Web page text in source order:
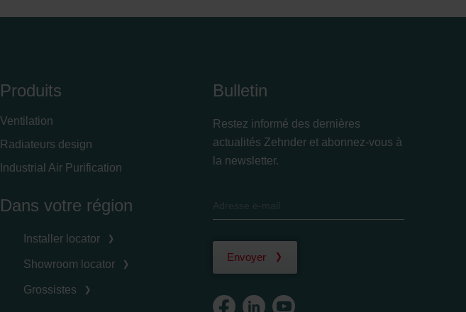
Produits
Ventilation
Radiateurs design
Industrial Air Purification
Dans votre région
Installer locator
Showroom locator
Grossistes
Bulletin
Restez informé des dernières
actualités Zehnder et abonnez-vous à
la newsletter.
Envoyer